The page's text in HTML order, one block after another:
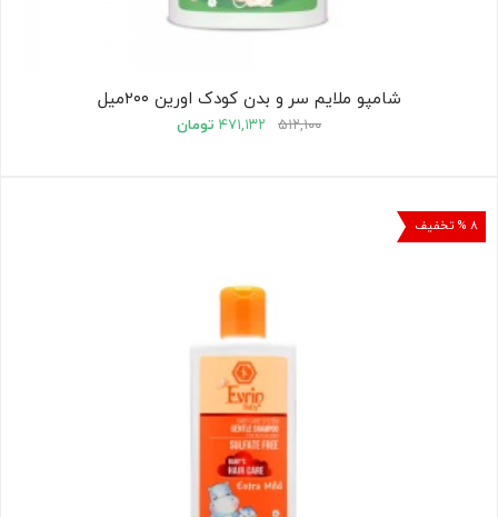
شامپو ملایم سر و بدن کودک اورین ۲۰۰میل
۵۱۲,۱۰۰ ۴۷۱,۱۳۲ تومان
۸ % تخفیف